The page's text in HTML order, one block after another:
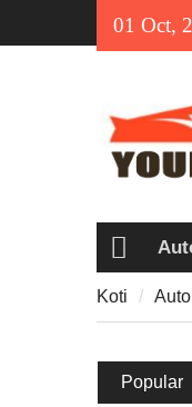
01 Oct,
Koti
Koti
Popular